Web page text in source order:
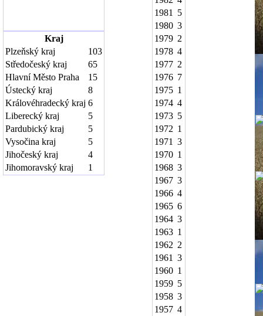
Kraj
Plzeňský kraj
103
Středočeský kraj
65
Hlavní Město Praha
15
Ústecký kraj
8
Královéhradecký kraj 6
Liberecký kraj
5
Pardubický kraj
5
Vysočina kraj
5
Jihočeský kraj
4
Jihomoravský kraj
1
1981
5
1980 3
1979 2
1978 4
1977 2
1976 7
1975 1
1974 4
1973 5
1972 1
1971 3
1970 1
1968 3
1967 3
1966 4
1965 6
1964 3
1963 1
1962 2
1961 3
1960 1
1959 5
1958 3
1957 4